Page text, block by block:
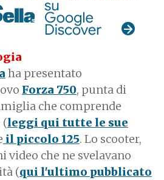
ha presentato
Forza 750, punta di
che comprende
(leggi qui tutte le sue
il piccolo 125. Lo scooter,
video che ne svelavano
(qui l'ultimo pubblicato